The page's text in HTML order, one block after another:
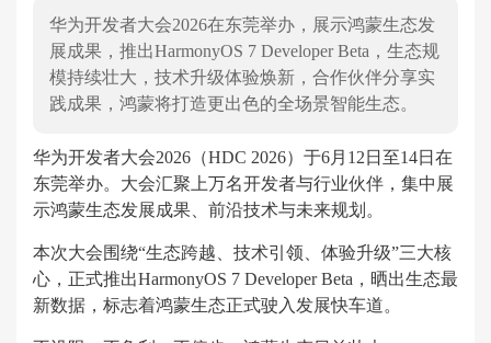
华为开发者大会2026在东莞举办，展示鸿蒙生态发
展成果，推出HarmonyOS 7 Developer Beta，生态规
模持续壮大，技术升级体验焕新，合作伙伴分享实
践成果，鸿蒙将打造更出色的全场景智能生态。
华为开发者大会2026（HDC 2026）于6月12日至14日在
东莞举办。大会汇聚上万名开发者与行业伙伴，集中展
示鸿蒙生态发展成果、前沿技术与未来规划。
本次大会围绕“生态跨越、技术引领、体验升级”三大核
心，正式推出HarmonyOS 7 Developer Beta，晒出生态最
新数据，标志着鸿蒙生态正式驶入发展快车道。